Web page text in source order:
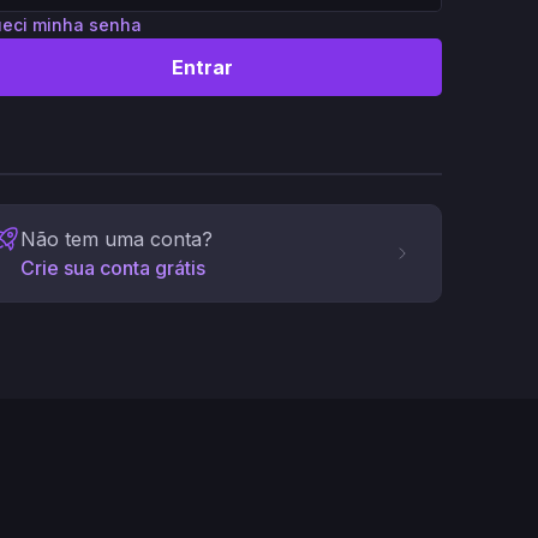
minha senha
Entrar
Não tem uma conta?
Crie sua conta grátis